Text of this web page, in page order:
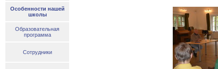
Особенности нашей
школы
Образовательная
программа
Сотрудники